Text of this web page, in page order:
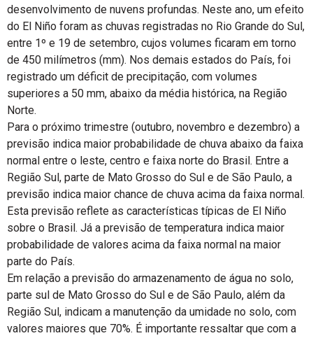
desenvolvimento de nuvens profundas. Neste ano, um efeito
do El Niño foram as chuvas registradas no Rio Grande do Sul,
entre 1º e 19 de setembro, cujos volumes ficaram em torno
de 450 milímetros (mm). Nos demais estados do País, foi
registrado um déficit de precipitação, com volumes
superiores a 50 mm, abaixo da média histórica, na Região
Norte.
Para o próximo trimestre (outubro, novembro e dezembro) a
previsão indica maior probabilidade de chuva abaixo da faixa
normal entre o leste, centro e faixa norte do Brasil. Entre a
Região Sul, parte de Mato Grosso do Sul e de São Paulo, a
previsão indica maior chance de chuva acima da faixa normal.
Esta previsão reflete as características típicas de El Niño
sobre o Brasil. Já a previsão de temperatura indica maior
probabilidade de valores acima da faixa normal na maior
parte do País.
Em relação a previsão do armazenamento de água no solo,
parte sul de Mato Grosso do Sul e de São Paulo, além da
Região Sul, indicam a manutenção da umidade no solo, com
valores maiores que 70%. É importante ressaltar que com a